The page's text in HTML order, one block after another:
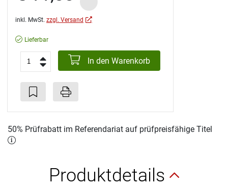
inkl. MwSt. zzgl. Versand
Lieferbar
In den Warenkorb
50% Prüfrabatt im Referendariat auf prüfpreisfähige Titel
Produktdetails